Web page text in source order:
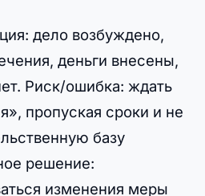
дело возбуждено,
деньги внесены,
Риск/ошибка: ждать
пропуская сроки и не
базу
решение:
изменения меры